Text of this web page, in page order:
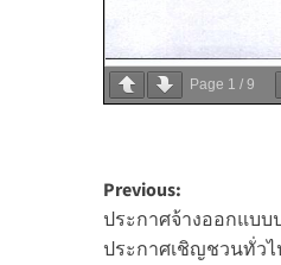
Page 1 / 9
Post
navigation
Previous:
ประกาศจ้างออกแบ
ประกาศเชิญชวนทั่วไ